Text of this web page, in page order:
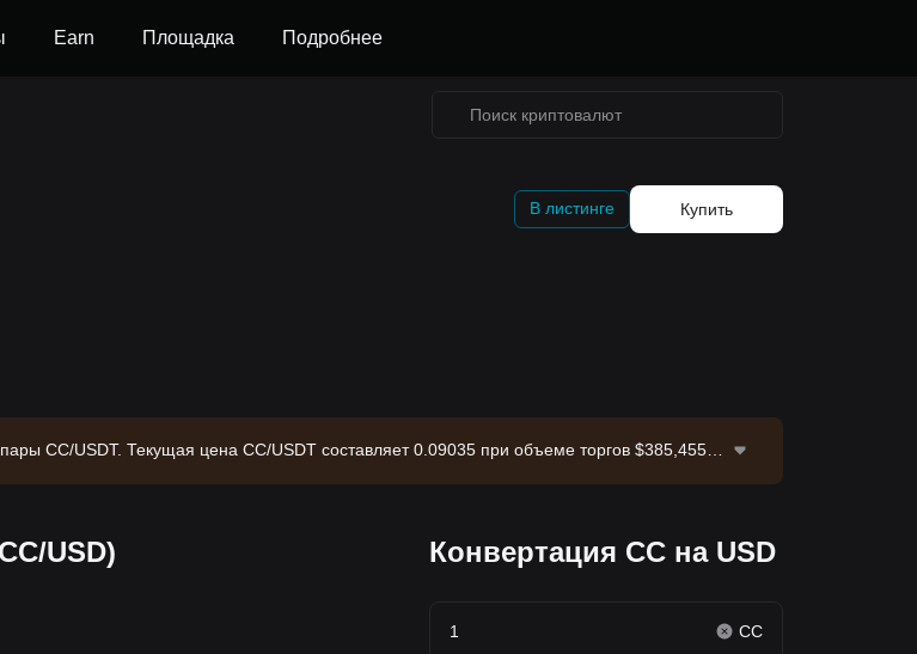
Earn Площадка Подробнее
В листинге Купить
CC/USDT. Текущая цена CC/USDT составляет 0.09035 при объеме торгов $385,455.6
USD) Конвертация CC на USD
CC